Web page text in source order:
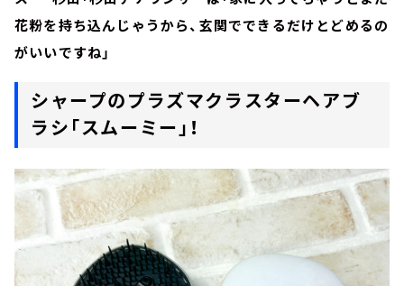
花粉を持ち込んじゃうから、玄関でできるだけとどめるの
がいいですね」
シャープのプラズマクラスターヘアブ
ラシ「スムーミー」！